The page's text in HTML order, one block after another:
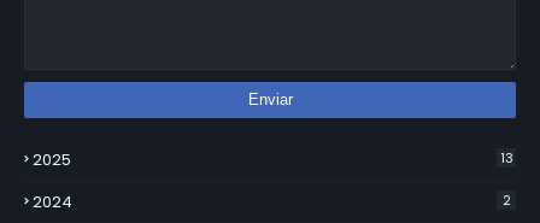
2025 13
2024 2